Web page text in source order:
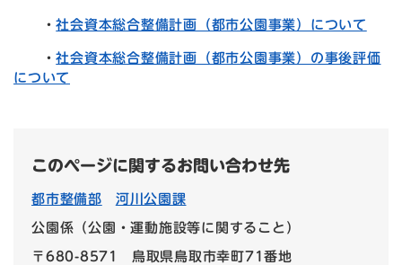
・社会資本総合整備計画（都市公園事業）について
・社会資本総合整備計画（都市公園事業）の事後評価
について
このページに関するお問い合わせ先
都市整備部 河川公園課
公園係（公園・運動施設等に関すること）
〒680-8571
鳥取県鳥取市幸町71番地